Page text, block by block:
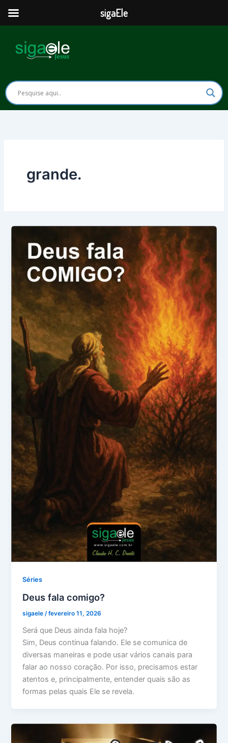
para
conteúdo
grande.
Séries
Deus fala comigo?
sigaele/fevereiro 11, 2026
Será que Deus ainda fala hoje?
Sim, Deus continua falando. Ele se comunica de
diversas maneiras e pode usar vários canais para
falar ao nosso coração. Por isso, precisamos estar
atentos e, principalmente, entender quais são as
formas pelas quais Ele se revela.
sigaEle